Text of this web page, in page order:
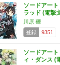
ソードアー
ラッド (電撃
川原 礫
登録
9351
ソードアー
ィ・ダンス (